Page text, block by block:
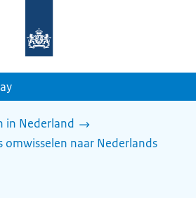
homepage
in Nederland
omwisselen naar Nederlands